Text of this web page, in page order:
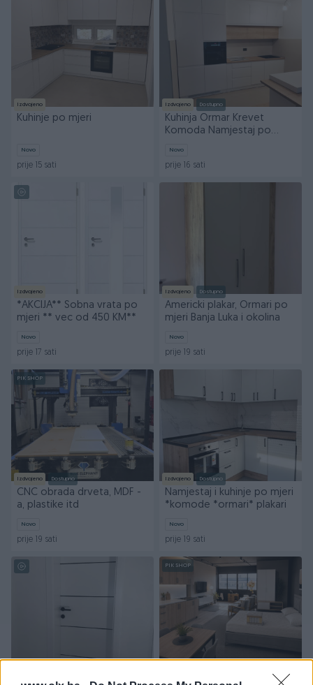
Izdvojeno
Kuhinje po mjeri
Novo
prije 15 sati
Izdvojeno Dostupno
Kuhinja Ormar Krevet
Komoda Namjestaj po
Novo
prije 16 sati
Izdvojeno
*AKCIJA** Sobna vrata po
mjeri ** vec od 450 KM**
Novo
prije 17 sati
Izdvojeno Dostupno
Americki plakar, Ormari po
mjeri Banja Luka i okolina
Novo
prije 19 sati
PIK SHOP
Izdvojeno Dostupno
CNC obrada drveta, MDF -
a, plastike itd
Novo
prije 19 sati
Izdvojeno Dostupno
Namjestaj i kuhinje po mjeri
*komode *ormari* plakari
Novo
prije 19 sati
Sobna vrata po mjeri vec
PIK SHOP
Opremanje